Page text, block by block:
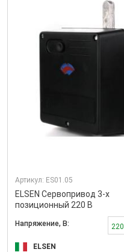
Артикул: ES01.05
ELSEN Сервопривод 3-х
позиционный 220 В
Напряжение, В: 220
ELSEN